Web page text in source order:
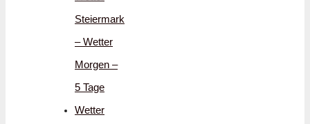
Steiermark
– Wetter
Morgen –
5 Tage
Wetter